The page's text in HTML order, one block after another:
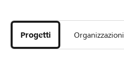
DE FR IT
i
progetti
e
Progetti Organizzazioni